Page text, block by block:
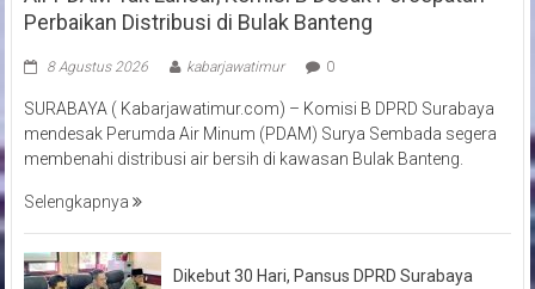
Perbaikan Distribusi di Bulak Banteng
8 Agustus 2026 kabarjawatimur 0
SURABAYA ( Kabarjawatimur.com) – Komisi B DPRD Surabaya
mendesak Perumda Air Minum (PDAM) Surya Sembada segera
membenahi distribusi air bersih di kawasan Bulak Banteng.
Selengkapnya
Dikebut 30 Hari, Pansus DPRD Surabaya